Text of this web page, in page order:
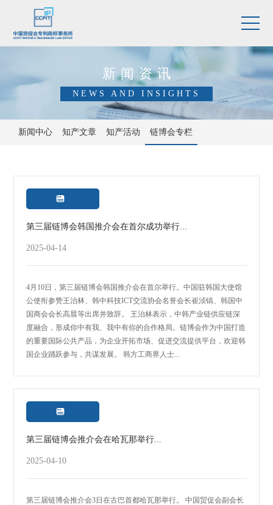
新闻资讯
NEWS AND INSIGHTS
新闻中心 知产文章 知产活动 链博会专栏

第三届链博会韩国推介会在首尔成功举行...
2025-04-14
4月10日，第三届链博会韩国推介会在首尔举行。中国驻韩国大使馆
公使衔参赞王治林、韩中科技ICT交流协会名誉会长崔浈镐、韩国中
国商会会长高晨等出席并致辞。 王治林表示，中韩产业链供应链深
度融合，形成你中有我、我中有你的合作格局。链博会作为中国打造
的重要国际公共产品，为企业开拓市场、促进交流提供平台，欢迎韩
国企业踊跃参与，共谋发展。 韩方工商界人士...

第三届链博会推介会在哈瓦那举行...
2025-04-10
第三届链博会推介会3日在古巴首都哈瓦那举行。 中国贸促会副会长